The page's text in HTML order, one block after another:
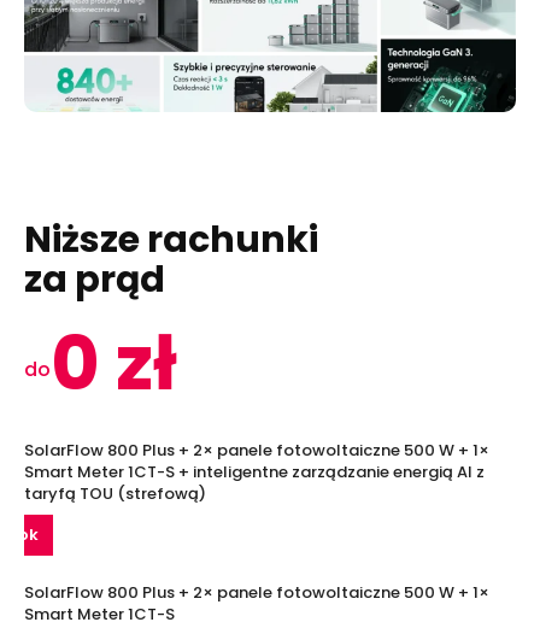
Niższe rachunki
za prąd
do0 zł
SolarFlow 800 Plus + 2× panele fotowoltaiczne 500 W + 1×
Smart Meter 1CT-S + inteligentne zarządzanie energią Al z
taryfą TOU (strefową)
rok
SolarFlow 800 Plus + 2× panele fotowoltaiczne 500 W + 1×
Smart Meter 1CT-S